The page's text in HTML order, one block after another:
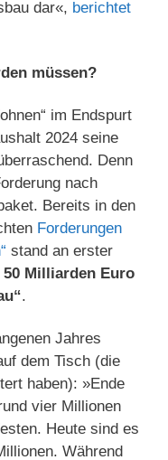
dar«, berichtet
müssen?
im Endspurt
2024 seine
Denn
nach
Bereits in den
Forderungen
stand an erster
Milliarden Euro
.
Jahres
dem Tisch (die
haben): »Ende
vier Millionen
Heute sind es
Während